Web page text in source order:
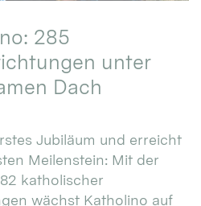
285
unter
Dach
Jubiläum und erreicht
Meilenstein: Mit der
katholischer
wächst Katholino auf